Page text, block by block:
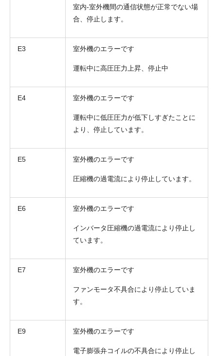
室内-室外機間の通信状態が正常でない場
合、停止します。
E3 室外機のエラーです
運転中に高圧圧力上昇、停止中
E4 室外機のエラーです
運転中に低圧圧力が低下しすぎたことに
より、停止しています。
E5 室外機のエラーです
圧縮機の過電流により停止しています。
E6 室外機のエラーです
インバータ圧縮機の過電流により停止し
ています。
E7 室外機のエラーです
ファンモータ不具合により停止していま
す。
E9 室外機のエラーです
電子膨張弁コイルの不具合により停止し
(ご選択ください)